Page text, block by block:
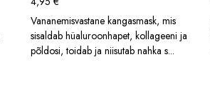
Vananemisvastane kangasmask, mis
sisaldab hüaluroonhapet, kollageeni ja
põldosi, toidab ja niisutab nahka s...